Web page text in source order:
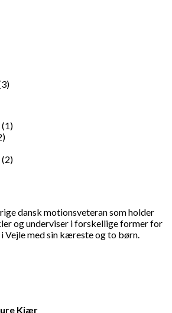
(1)
(2)
dansk motionsveteran som holder
og underviser i forskellige former for
med sin kæreste og to børn.
Kjær